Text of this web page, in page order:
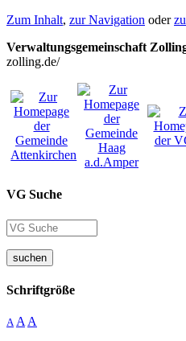
Zum Inhalt, zur Navigation oder
Verwaltungsgemeinschaft
zolling.de/
VG Suche
suchen
Schriftgröße
A A A